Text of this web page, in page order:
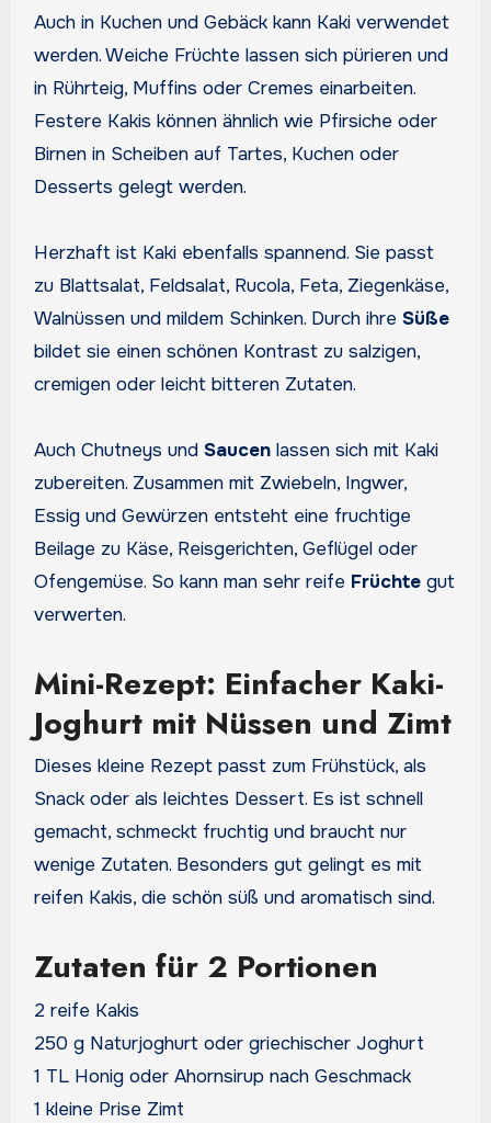
Auch in Kuchen und Gebäck kann Kaki verwendet
werden. Weiche Früchte lassen sich pürieren und
in Rührteig, Muffins oder Cremes einarbeiten.
Festere Kakis können ähnlich wie Pfirsiche oder
Birnen in Scheiben auf Tartes, Kuchen oder
Desserts gelegt werden.
Herzhaft ist Kaki ebenfalls spannend. Sie passt
zu Blattsalat, Feldsalat, Rucola, Feta, Ziegenkäse,
Walnüssen und mildem Schinken. Durch ihre Süße
bildet sie einen schönen Kontrast zu salzigen,
cremigen oder leicht bitteren Zutaten.
Auch Chutneys und Saucenlassen sich mit Kaki
zubereiten. Zusammen mit Zwiebeln, Ingwer,
Essig und Gewürzen entsteht eine fruchtige
Beilage zu Käse, Reisgerichten, Geflügel oder
Ofengemüse. So kann man sehr reife Früchtegut
verwerten.
Mini-Rezept: Einfacher Kaki-
Joghurt mit Nüssen und Zimt
Dieses kleine Rezept passt zum Frühstück, als
Snack oder als leichtes Dessert. Es ist schnell
gemacht, schmeckt fruchtig und braucht nur
wenige Zutaten. Besonders gut gelingt es mit
reifen Kakis, die schön süß und aromatisch sind.
Zutaten für 2 Portionen
2 reife Kakis
250 g Naturjoghurt oder griechischer Joghurt
1 TL Honig oder Ahornsirup nach Geschmack
1 kleine Prise Zimt